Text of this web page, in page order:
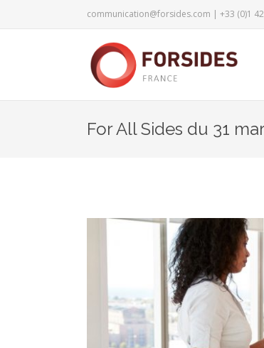
communication@forsides.com | +33 (0)1
For All Sides du 31